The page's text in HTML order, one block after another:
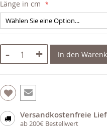
Länge in cm
- + In den
Versandkostenfreie
ab 200€ Bestellwert